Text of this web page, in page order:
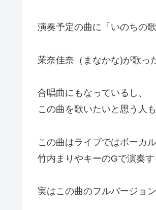
演奏予定の曲に「いのちの歌
茉奈佳奈（まなかな)が歌っ
合唱曲にもなっているし、
この曲を歌いたいと思う人
この曲はライブではボーカ
竹内まりやキーのGで演奏す
実はこの曲のフルバージョ